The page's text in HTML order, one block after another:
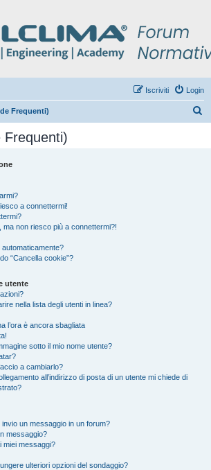
Login
Iscriviti
Frequenti)
Frequenti)
a connettermi!
ma non riesco più a connettermi?!
“Cancella cookie”?
utente
nella lista degli utenti in linea?
l’ora è ancora sbagliata
sotto il mio nome utente?
a cambiarlo?
all’indirizzo di posta di un utente mi chiede di
un messaggio in un forum?
messaggio?
miei messaggi?
ulteriori opzioni del sondaggio?